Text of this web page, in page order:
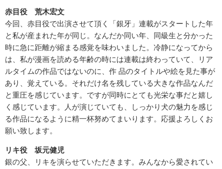
赤目役 荒木宏文
今回、赤目役で出演させて頂く「銀牙」連載がスタートした年
と私が産まれた年が同じ。なんだか同い年、同級生と分かった
時に急に距離が縮まる感覚を味わいました。冷静になってから
は、私が漫画を読める年齢の時には連載は終わっていて、リア
ルタイムの作品ではないのに、作 品のタイトルや絵を見た事が
あり、覚えている。それだけ名を残している大きな作品なんだ
と重圧を感じています。ですが同時にとても光栄な事だと嬉し
く感じています。人が演じていても、しっかり犬の魅力を感じ
る作品になるように精一杯努めてまいります。応援よろしくお
願い致します。
リキ役 坂元健児
銀の父、リキを演らせていただきます。みんなから愛されてい